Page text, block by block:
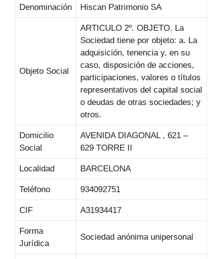
Denominación Hiscan Patrimonio SA
Objeto Social
ARTICULO 2º. OBJETO. La
Sociedad tiene por objeto: a. La
adquisición, tenencia y, en su
caso, disposición de acciones,
participaciones, valores o títulos
representativos del capital social
o deudas de otras sociedades; y
otros.
Domicilio
Social
AVENIDA DIAGONAL , 621 –
629 TORRE II
Localidad BARCELONA
Teléfono 934092751
CIF A31934417
Forma
Jurídica
Sociedad anónima unipersonal